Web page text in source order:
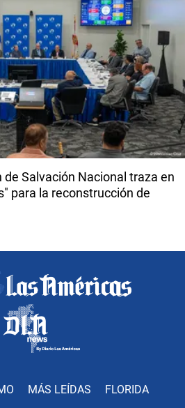
de Salvación Nacional traza en
para la reconstrucción de
MÁS LEÍDAS FLORIDA